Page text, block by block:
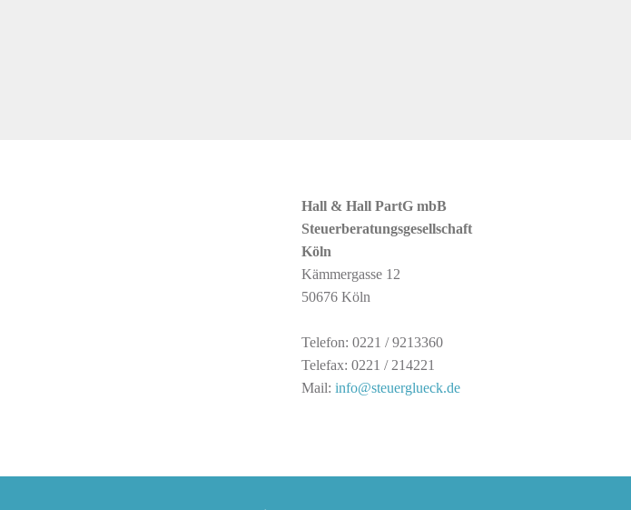
Hall & Hall PartG mbB
Steuerberatungsgesellschaft
Köln
Kämmergasse 12
50676 Köln
Telefon: 0221 / 9213360
Telefax: 0221 / 214221
Mail: info@steuerglueck.de